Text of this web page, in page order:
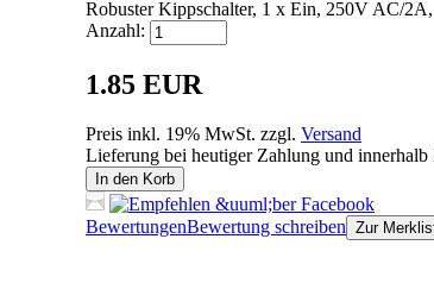
Robuster Kippschalter, 1 x Ein, 250V AC/
Anzahl:
1.85 EUR
Preis inkl. 19% MwSt. zzgl. Versand
Lieferung bei heutiger Zahlung und
In den Korb
BewertungenBewertung schreiben Zur